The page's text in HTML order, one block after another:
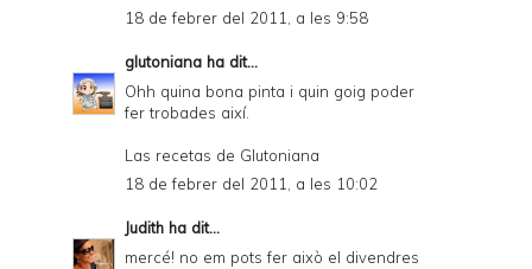
18 de febrer del 2011, a les 9:58
glutoniana ha dit...
Ohh quina bona pinta i quin goig poder
fer trobades així.
Las recetas de Glutoniana
18 de febrer del 2011, a les 10:02
Judith ha dit...
mercé! no em pots fer això el divendres